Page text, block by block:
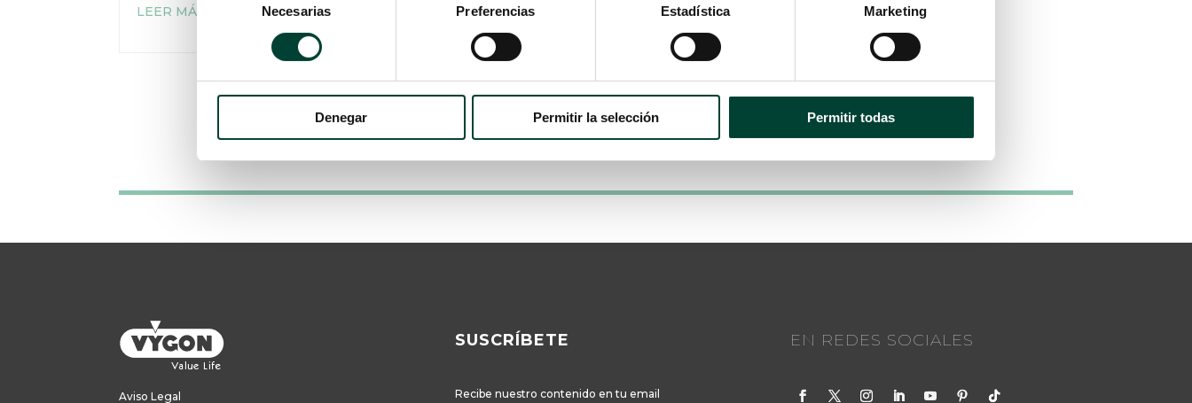
de
consentimiento
Necesarias Preferencias Estadística Marketing
Denegar Permitir la selección Permitir todas
LEER MÁS
ya que el paciente está necesitando
un tratamiento y el sanitario puede
no saber cómo...
LEER MÁS
Aviso Legal
SUSCRÍBETE
Recibe nuestro contenido en tu email
EN REDES SOCIALES